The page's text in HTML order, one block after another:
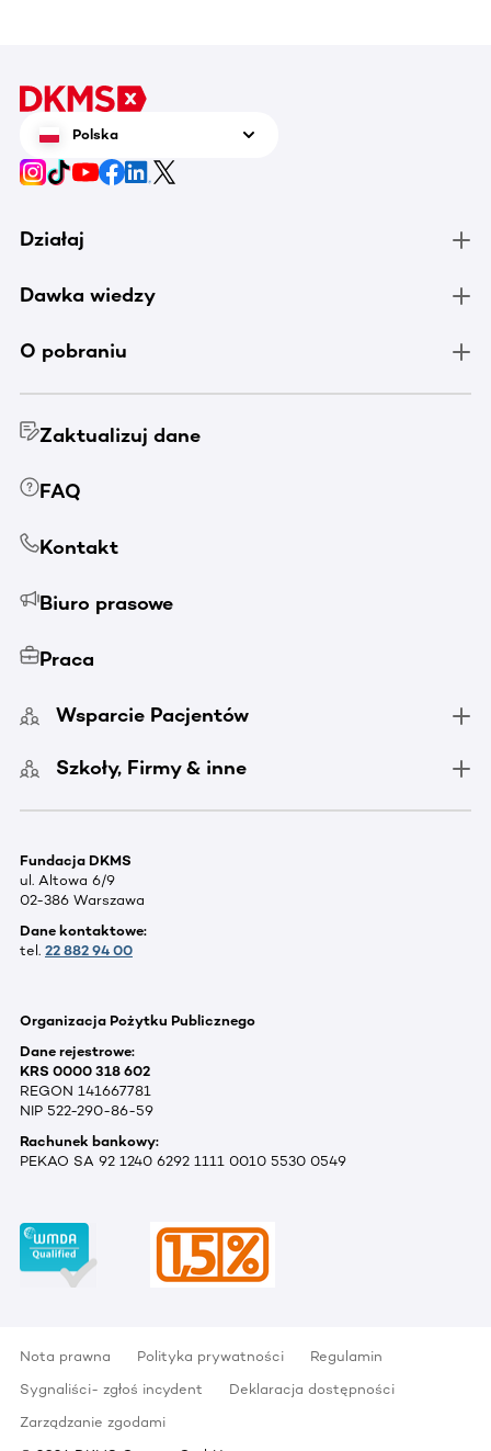
Polska
Działaj
Dawka wiedzy
O pobraniu
Zaktualizuj dane
FAQ
Kontakt
Biuro prasowe
Praca
Wsparcie Pacjentów
Szkoły, Firmy & inne
Fundacja DKMS
ul. Altowa 6/9
02-386 Warszawa
Dane kontaktowe:
tel. 22 882 94 00
Organizacja Pożytku Publicznego
Dane rejestrowe:
KRS 0000 318 602
REGON 141667781
NIP 522-290-86-59
Rachunek bankowy:
PEKAO SA 92 1240 6292 1111 0010 5530 0549
Nota prawna Polityka prywatności
Regulamin
Sygnaliści- zgłoś incydent
Deklaracja dostępności
Zarządzanie zgodami